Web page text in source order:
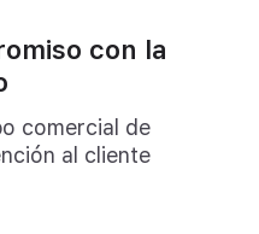
con la
comercial de
al cliente